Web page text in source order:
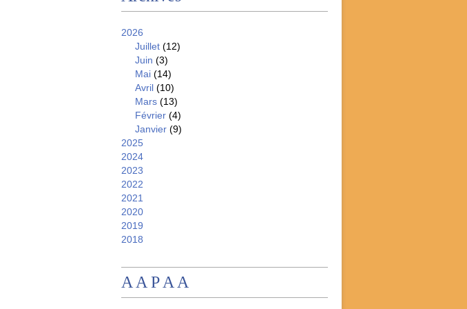
2026
Juillet (12)
Juin (3)
Mai (14)
Avril (10)
Mars (13)
Février (4)
Janvier (9)
2025
2024
2023
2022
2021
2020
2019
2018
A A P A A